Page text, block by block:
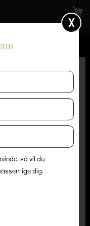
X
så vil du
lige dig.